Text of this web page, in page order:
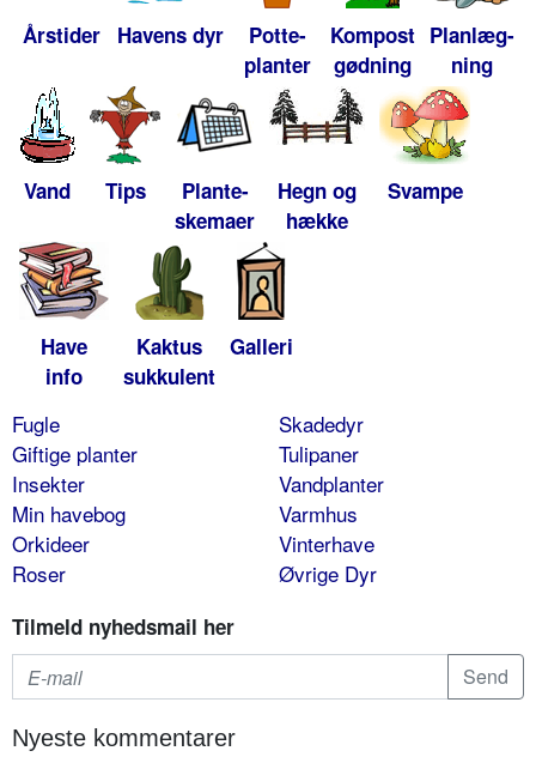
Årstider Havens dyr
Potte-
planter
Kompost
gødning
Planlæg-
ning
Vand Tips
Plante-
skemaer
Hegn og
hække
Svampe
Have
info
Kaktus
sukkulent
Galleri
Fugle
Giftige planter
Insekter
Min havebog
Orkideer
Roser
Skadedyr
Tulipaner
Vandplanter
Varmhus
Vinterhave
Øvrige Dyr
Tilmeld nyhedsmail her
Nyeste kommentarer